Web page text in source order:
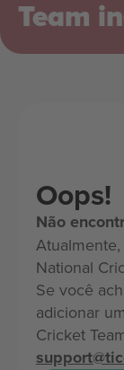
Team
Oops!
Não
National
Se você
adicionar
Cricket